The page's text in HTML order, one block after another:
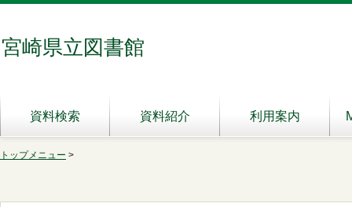
宮崎県立図書館
資料検索 資料紹介 利用案内
トップメニュー >